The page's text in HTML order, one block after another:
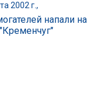
2002 г.,
напали на